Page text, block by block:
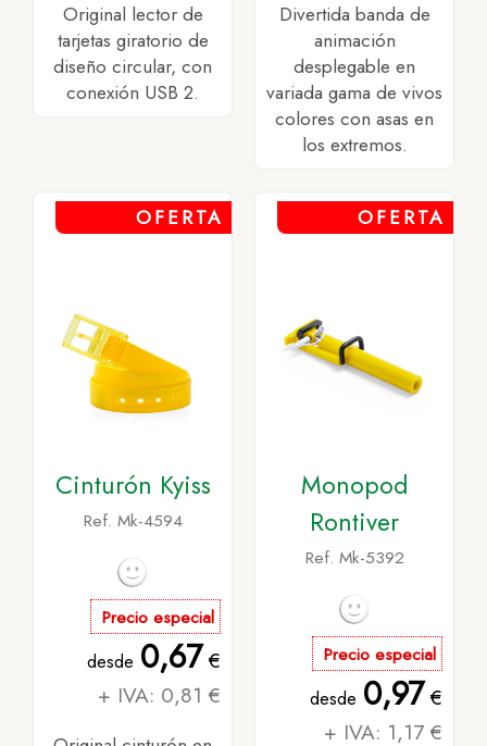
Original lector de
tarjetas giratorio de
diseño circular, con
conexión USB 2.
Divertida banda de
animación
desplegable en
variada gama de vivos
colores con asas en
los extremos.
OFERTA
Cinturón Kyiss
Ref. Mk-4594
Precio especial
desde 0,67 €
+ IVA: 0,81 €
OFERTA
Monopod
Rontiver
Ref. Mk-5392
Precio especial
desde 0,97 €
+ IVA: 1,17 €